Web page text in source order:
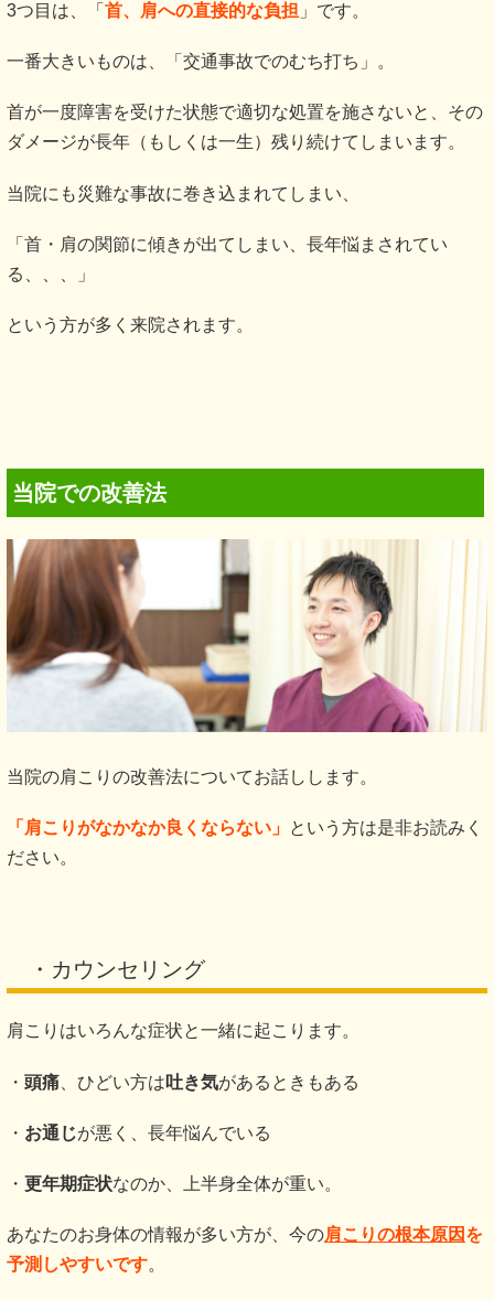
3つ目は、「 首、肩への直接的な負担 」です。
一番大きいものは、「交通事故でのむち打ち」。
首が一度障害を受けた状態で適切な処置を施さないと、その
ダメージが長年（もしくは一生）残り続けてしまいます。
当院にも災難な事故に巻き込まれてしまい、
「首・肩の関節に傾きが出てしまい、長年悩まされてい
る、、、」
という方が多く来院されます。
当院での改善法
当院の肩こりの改善法についてお話しします。
「肩こりがなかなか良くならない」 という方は是非お読みく
ださい。
・カウンセリング
肩こりはいろんな症状と一緒に起こります。
・ 頭痛 、ひどい方は吐き気があるときもある
・ お通じが悪く、長年悩んでいる
・ 更年期症状なのか、上半身全体が重い。
あなたのお身体の情報が多い方が、今の肩こりの根本原因 を
予測しやすいです。